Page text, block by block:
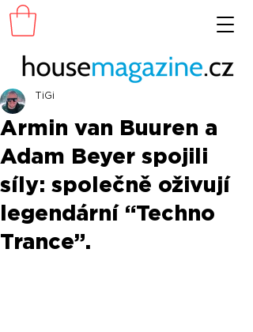
Armin van Buuren a
Adam Beyer spojili
síly: společně oživují
legendární “Techno
Trance”.
TiGi